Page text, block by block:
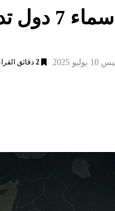
داعش
2025
2 دقائق